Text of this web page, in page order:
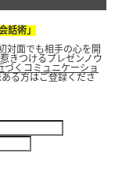
話術」
対面でも相手の心を開
きつけるプレゼンノウ
くコミュニケーショ
ある方はご登録くださ